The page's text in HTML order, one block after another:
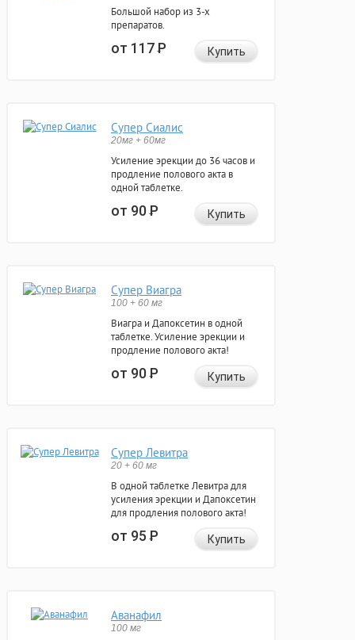
Большой набор из 3-х
препаратов.
от 117Р Купить
Супер Сиалис
20мг + 60мг
Усиление эрекции до 36 часов и
продление полового акта в
одной таблетке.
от 90Р Купить
Супер Виагра
100 + 60 мг
Виагра и Дапоксетин в одной
таблетке. Усиление эрекции и
продление полового акта!
от 90Р Купить
Супер Левитра
20 + 60 мг
В одной таблетке Левитра для
усиления эрекции и Дапоксетин
для продления полового акта!
от 95Р Купить
Аванафил
100 мг